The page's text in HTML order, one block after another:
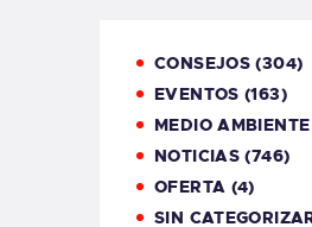
CONSEJOS (304)
EVENTOS (163)
MEDIO AMBIENTE
NOTICIAS (746)
OFERTA (4)
SIN